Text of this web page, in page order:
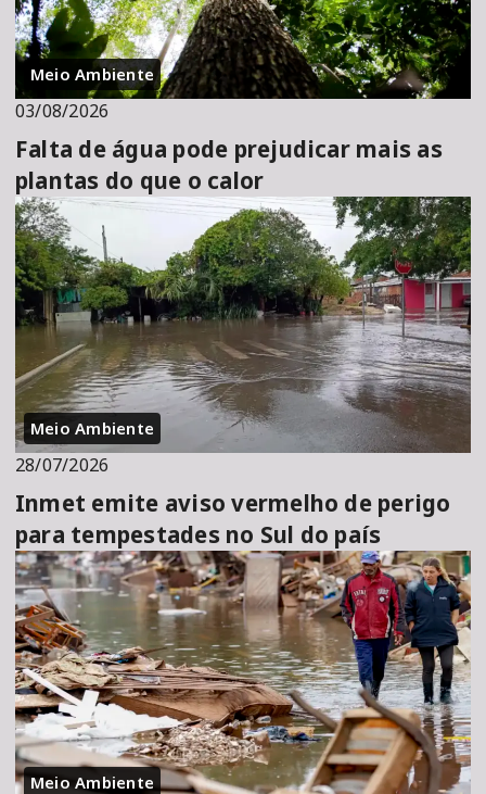
Meio Ambiente
03/08/2026
Falta de água pode prejudicar mais as
plantas do que o calor
Meio Ambiente
28/07/2026
Inmet emite aviso vermelho de perigo
para tempestades no Sul do país
Meio Ambiente